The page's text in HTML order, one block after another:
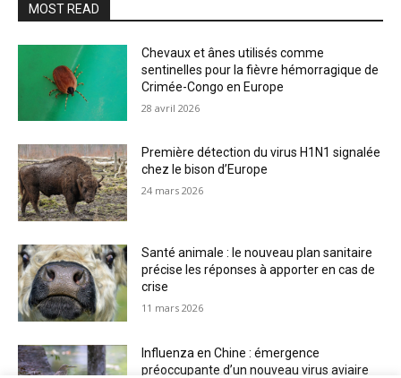
MOST READ
Chevaux et ânes utilisés comme
sentinelles pour la fièvre hémorragique de
Crimée-Congo en Europe
28 avril 2026
Première détection du virus H1N1 signalée
chez le bison d’Europe
24 mars 2026
Santé animale : le nouveau plan sanitaire
précise les réponses à apporter en cas de
crise
11 mars 2026
Influenza en Chine : émergence
préoccupante d’un nouveau virus aviaire